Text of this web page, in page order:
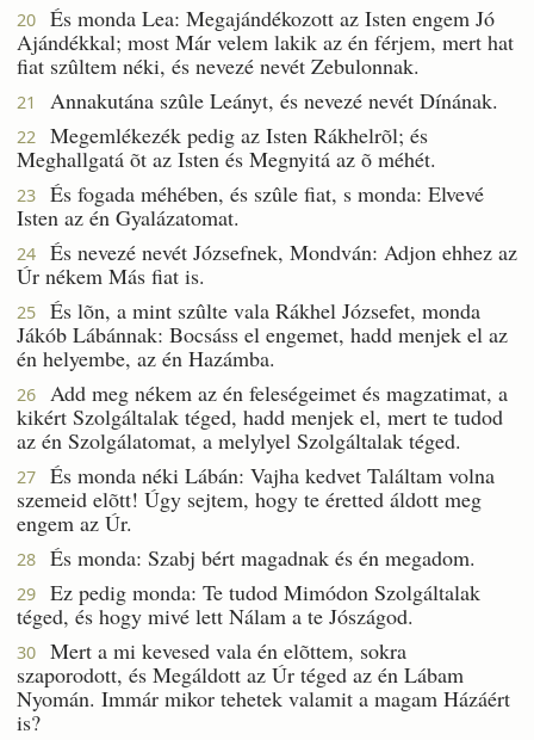
20
És monda Lea: Megajándékozott az Isten engem Jó
Ajándékkal; most Már velem lakik az én férjem, mert hat
fiat szûltem néki, és nevezé nevét Zebulonnak.
21 Annakutána szûle Leányt, és nevezé nevét Dínának.
22
Megemlékezék pedig az Isten Rákhelrõl; és
Meghallgatá õt az Isten és Megnyitá az õ méhét.
23
És fogada méhében, és szûle fiat, s monda: Elvevé
Isten az én Gyalázatomat.
24
És nevezé nevét Józsefnek, Mondván: Adjon ehhez az
Úr nékem Más fiat is.
25
És lõn, a mint szûlte vala Rákhel Józsefet, monda
Jákób Lábánnak: Bocsáss el engemet, hadd menjek el az
én helyembe, az én Hazámba.
26
Add meg nékem az én feleségeimet és magzatimat, a
kikért Szolgáltalak téged, hadd menjek el, mert te tudod
az én Szolgálatomat, a melylyel Szolgáltalak téged.
27
És monda néki Lábán: Vajha kedvet Találtam volna
szemeid elõtt! Úgy sejtem, hogy te éretted áldott meg
engem az Úr.
28 És monda: Szabj bért magadnak és én megadom.
29
Ez pedig monda: Te tudod Mimódon Szolgáltalak
téged, és hogy mivé lett Nálam a te Jószágod.
30
Mert a mi kevesed vala én elõttem, sokra
szaporodott, és Megáldott az Úr téged az én Lábam
Nyomán. Immár mikor tehetek valamit a magam Házáért
is?